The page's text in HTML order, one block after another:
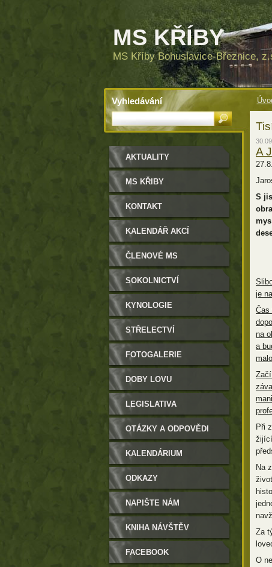
MS KŘÍBY
MS Kříby Bohuslavice-Březnice,
A
S
je
Čas
na
a
Při
Na
Za
O
AKTUALITY
MS KŘIBY
KONTAKT
KALENDÁŘ AKCÍ
ČLENOVÉ MS
SOKOLNICTVÍ
KYNOLOGIE
STŘELECTVÍ
FOTOGALERIE
DOBY LOVU
LEGISLATIVA
OTÁZKY A ODPOVĚDI
KALENDÁRIUM
ODKAZY
NAPIŠTE NÁM
KNIHA NÁVŠTĚV
FACEBOOK
Vyhledávání